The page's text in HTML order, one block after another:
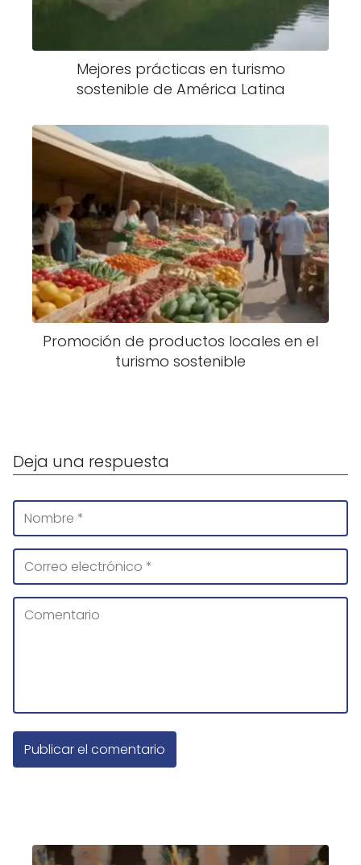
Mejores prácticas en turismo
sostenible de América Latina
Promoción de productos locales en el
turismo sostenible
Deja una respuesta